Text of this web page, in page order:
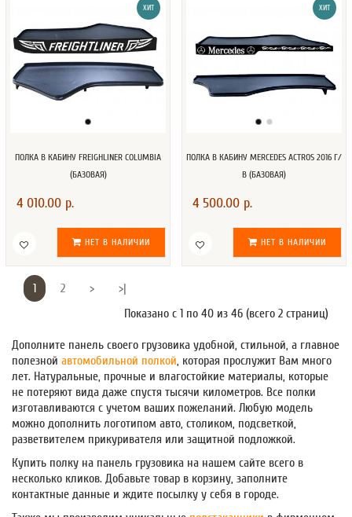
ХИТ
ПОЛКА В КАБИНУ FREIGHLINER COLUMBIA
(БАЗОВАЯ)
4 010.00 р.
НЕТ В НАЛИЧИИ
ХИТ
ПОЛКА В КАБИНУ MERCEDES ACTROS 2016 Г/
В (БАЗОВАЯ)
4 500.00 р.
НЕТ В НАЛИЧИИ
1 2 >
>|
Показано с 1 по 40 из 46 (всего 2 страниц)
Дополните панель своего грузовика удобной, стильной, а главное
полезной автомобильной полкой, которая прослужит Вам много
лет. Натуральные, прочные и влагостойкие материалы, которые
не потеряют вида даже спустя тысячи километров. Все полки
изготавливаются с учетом ваших пожеланий. Любую модель
можно дополнить логотипом авто, столиком, подсветкой,
разветвителем прикуривателя или защитной подложкой.
Купить полку на панель грузовика на нашем сайте всего в
несколько кликов. Добавьте товар в корзину, заполните
контактные данные и ждите посылку у себя в городе.